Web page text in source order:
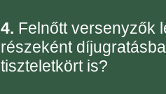
4. Felnőtt versenyzők
részeként
tiszteletkört is?